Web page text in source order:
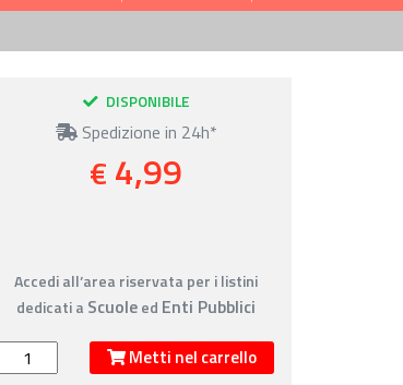
Sport
DISPONIBILE
Spedizione in 24h*
€ 4,99
Accedi all’area riservata per i listini
dedicati a Scuoleed Enti Pubblici
Metti nel carrello